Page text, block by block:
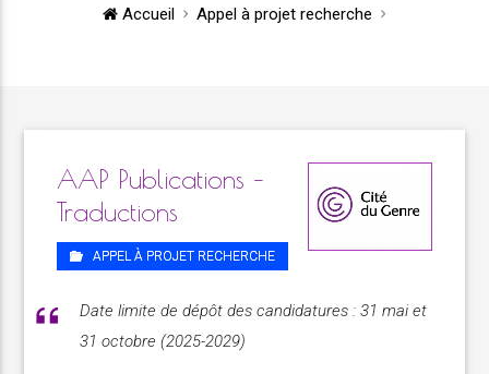
Accueil Appel à projet recherche
AAP Publications –
Traductions
APPEL À PROJET RECHERCHE
Date limite de dépôt des candidatures : 31 mai et
31 octobre (2025-2029)